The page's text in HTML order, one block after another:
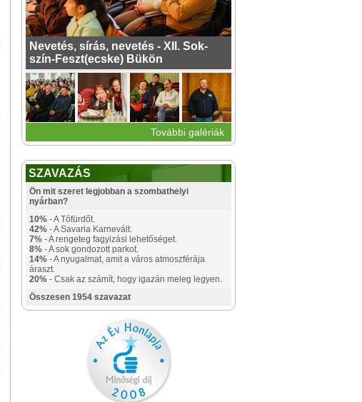
Nevetés, sírás, nevetés - XII. Sok-
szín-Feszt(ecske) Bükön
További galériák
SZAVAZÁS
Ön mit szeret legjobban a szombathelyi
nyárban?
10% - A Tófürdőt.
42% - A Savaria Karnevált.
7% - A rengeteg fagyizási lehetőséget.
8% - A sok gondozott parkot.
14% - A nyugalmat, amit a város atmoszférája
áraszt.
20% - Csak az számít, hogy igazán meleg legyen.
Összesen 1954 szavazat